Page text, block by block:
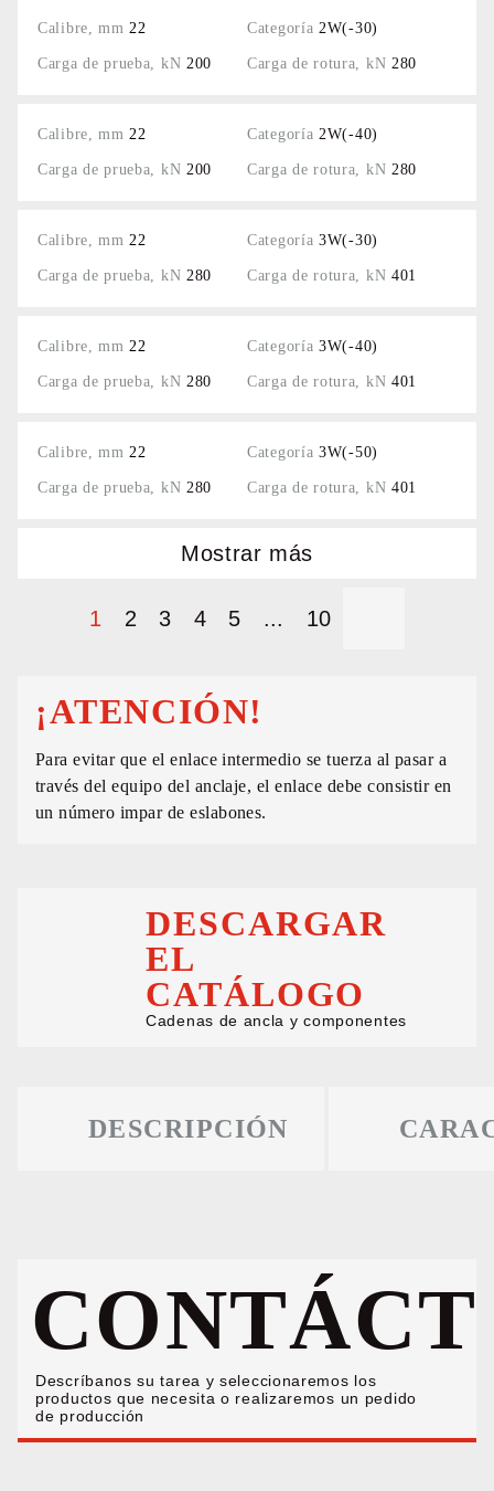
DESCARGAR
EL
CATÁLOGO
Cadenas de ancla y componentes
22 2W(-30)
200 280
22 2W(-40)
200 280
22 3W(-30)
280 401
22 3W(-40)
280 401
22 3W(-50)
280 401
Mostrar más
1 2 3 4 5 ... 10
¡ATENCIÓN!
Para evitar que el enlace intermedio se tuerza al pasar a
través del equipo del anclaje, el enlace debe consistir en
un número impar de eslabones.
DESCRIPCIÓN
Descríbanos su tarea y seleccionaremos los
productos que necesita o realizaremos un pedido
de producción